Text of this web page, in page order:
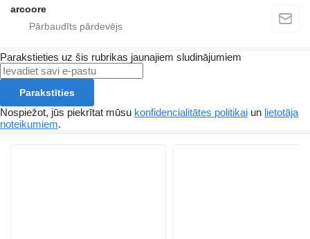
arcoore
Parakstieties uz šis rubrikas jaunajiem sludinājumiem
Parakstīties
Nospiežot, jūs piekrītat mūsu konfidencialitātes politikai un lietotāja
noteikumiem.